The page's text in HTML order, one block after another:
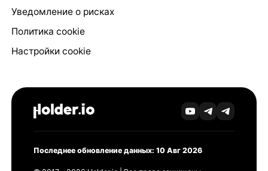
Уведомление о рисках
Политика cookie
Настройки cookie
Последнее обновление данных: 10 Авг 2026